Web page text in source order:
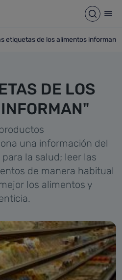
de los Abrir
del camino de migas
etiquetas de los alimentos
etiquetas de los alimentos informan
DE LOS
una información del
la salud; leer las
de manera habitual
los alimentos y